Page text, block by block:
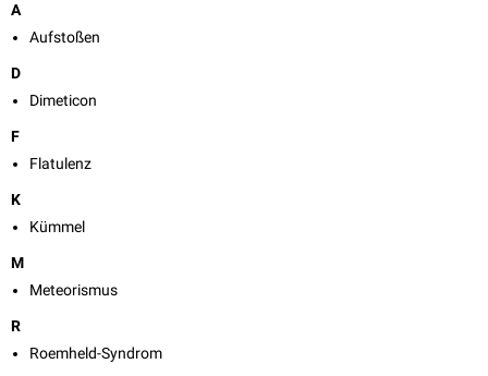
A
Aufstoßen
D
Dimeticon
F
Flatulenz
K
Kümmel
M
Meteorismus
R
Roemheld-Syndrom